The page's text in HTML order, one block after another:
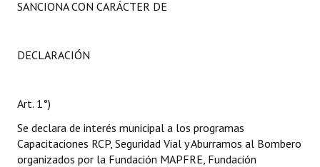
SANCIONA CON CARÁCTER DE
DECLARACIÓN
Art. 1°)
Se declara de interés municipal a los programas
Capacitaciones RCP, Seguridad Vial y Aburramos al Bombero
organizados por la Fundación MAPFRE, Fundación